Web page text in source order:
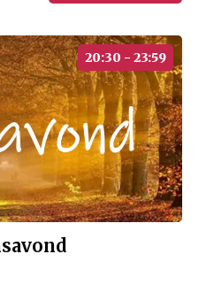
20:30 - 23:59